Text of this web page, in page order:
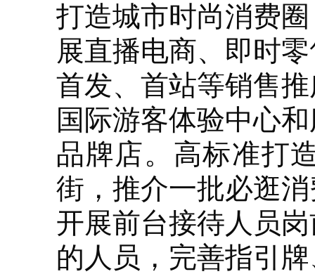
打造城市时尚消费
展直播电商、即时
首发、首站等销售
国际游客体验中心
品牌店。高标准打
街，推介一批必逛
开展前台接待人员
的人员，完善指引